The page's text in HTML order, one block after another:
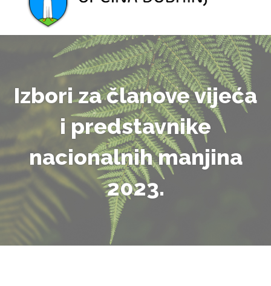
Izbori za članove vijeća
i predstavnike
nacionalnih manjina
2023.